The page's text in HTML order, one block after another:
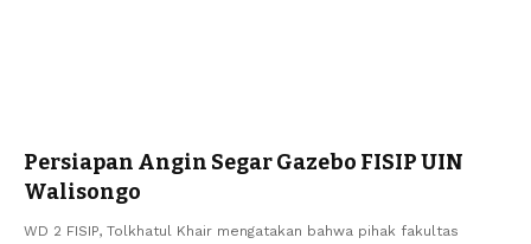
Persiapan Angin Segar Gazebo FISIP UIN
Walisongo
WD 2 FISIP, Tolkhatul Khair mengatakan bahwa pihak fakultas